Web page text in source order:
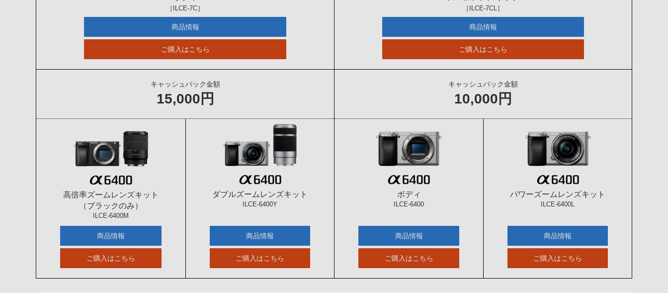
［ILCE-7C］
商品情報
ご購入はこちら
［ILCE-7CL］
商品情報
ご購入はこちら
キャッシュバック金額
15,000円
高倍率ズームレンズキット
（ブラックのみ）
ILCE-6400M
商品情報
ご購入はこちら
ダブルズームレンズキット
ILCE-6400Y
商品情報
ご購入はこちら
キャッシュバック金額
10,000円
ボディ
ILCE-6400
商品情報
ご購入はこちら
パワーズームレンズキット
ILCE-6400L
商品情報
ご購入はこちら